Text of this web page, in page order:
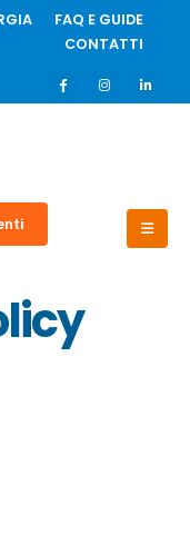
FAQ E GUIDE
CONTATTI